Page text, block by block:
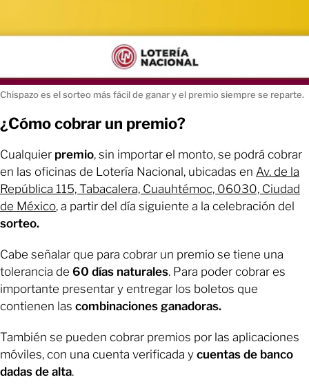
Chispazo es el sorteo más fácil de ganar y el premio siempre se reparte.
¿Cómo cobrar un premio?
Cualquier premio, sin importar el monto, se podrá cobrar
en las oficinas de Lotería Nacional, ubicadas en Av. de la
República 115, Tabacalera, Cuauhtémoc, 06030, Ciudad
de México, a partir del día siguiente a la celebración del
sorteo.
Cabe señalar que para cobrar un premio se tiene una
tolerancia de 60 días naturales. Para poder cobrar es
importante presentar y entregar los boletos que
contienen las combinaciones ganadoras.
También se pueden cobrar premios por las aplicaciones
móviles, con una cuenta verificada y cuentas de banco
dadas de alta.